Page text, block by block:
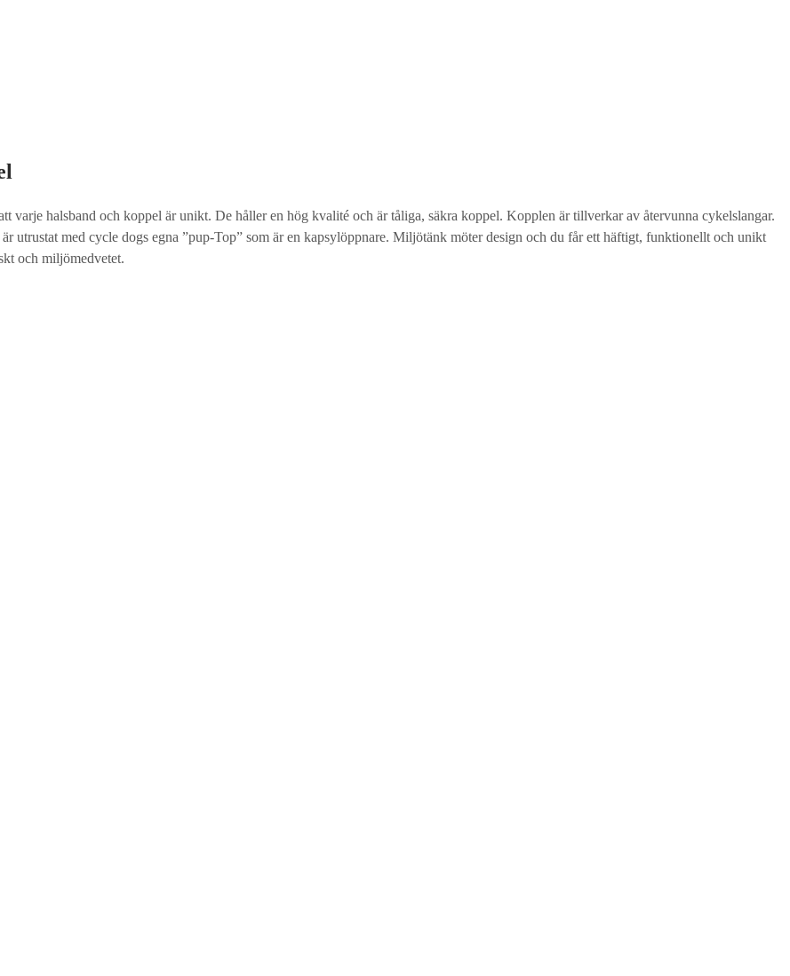
varje halsband och koppel är unikt. De håller en hög kvalité och är tåliga, säkra koppel. Kopplen är tillverkar av återvunna cykelslangar.
utrustat med cycle dogs egna ”pup-Top” som är en kapsylöppnare. Miljötänk möter design och du får ett häftigt, funktionellt och unikt
och miljömedvetet.